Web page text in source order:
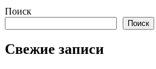
Поиск
Поиск
Свежие записи